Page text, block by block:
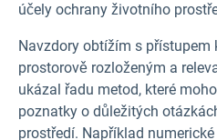
účely ochrany životního
Navzdory obtížím s přístupem
prostorově rozloženým a
ukázal řadu metod, které
poznatky o důležitých
prostředí. Například